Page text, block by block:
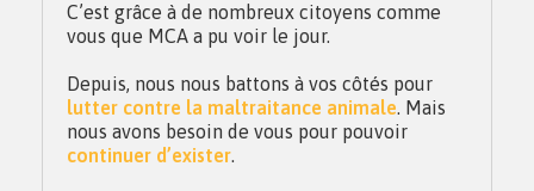
C’est grâce à de nombreux citoyens comme
vous que MCA a pu voir le jour.
Depuis, nous nous battons à vos côtés pour
lutter contre la maltraitance animale. Mais
nous avons besoin de vous pour pouvoir
continuer d’exister.